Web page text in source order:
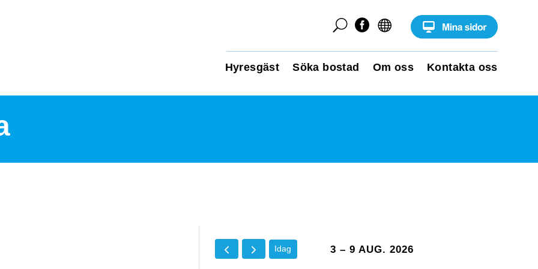


U
Hyresgäst Söka bostad Om oss Kontakta oss
Idag 3 – 9 AUG. 2026